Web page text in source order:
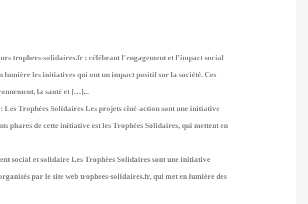
trophees-solidaires.fr : célébrant l'engagement et l'impact social
les initiatives qui ont un impact positif sur la société. Ces
la santé et […]...
Les Trophées Solidaires Les projets ciné-action sont une initiative
phares de cette initiative est les Trophées Solidaires, qui mettent en
social et solidaire Les Trophées Solidaires sont une initiative
par le site web trophees-solidaires.fr, qui met en lumière des